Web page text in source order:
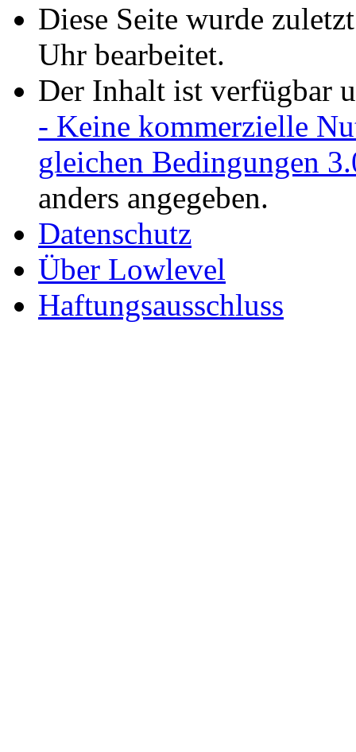
Diese Seite wurde
Uhr bearbeitet.
Der Inhalt ist verfügbar
- Keine kommerzielle
gleichen Bedingungen
anders angegeben.
Datenschutz
Über Lowlevel
Haftungsausschluss